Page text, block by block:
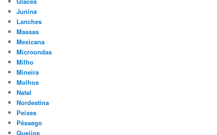
Junina
Lanches
Massas
Mexicana
Microondas
Milho
Mineira
Molhos
Natal
Nordestina
Peixes
Pêssego
Queijos